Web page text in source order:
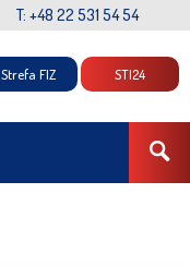
T: +48 22 531 54 54
Strefa FIZ STI24